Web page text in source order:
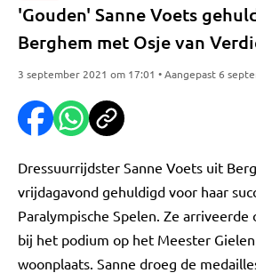
'Gouden' Sanne Voets
Berghem met Osje van
3 september 2021 om 17:01 • Aangepast 6
Dressuurrijdster Sanne Voets uit
vrijdagavond gehuldigd voor haar
Paralympische Spelen. Ze arriveerde
bij het podium op het Meester
woonplaats. Sanne droeg de